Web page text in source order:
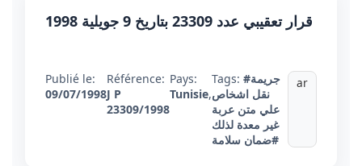
قرار تعقيبي عدد 23309 بتاريخ 9 جويلية 1998
Publié le:
09/07/1998
Référence:
J P
23309/1998
Pays:
Tunisie,
Tags: #جريمة
نقل اشخاص
علي متن عربة
غير معدة لذلك
#ضمان سلامة
ar